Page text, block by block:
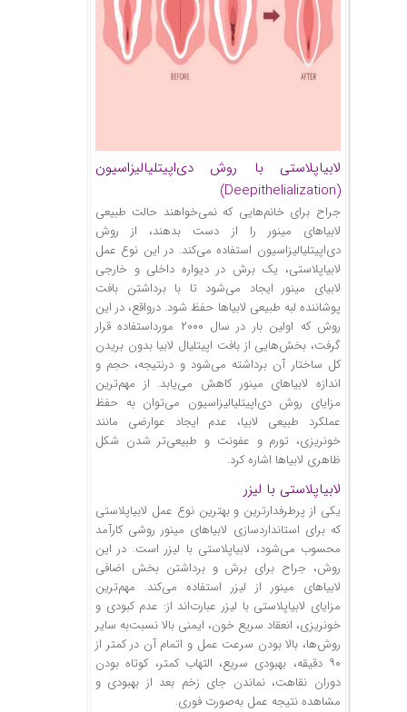
لابیاپلاستی با روش دی‌اپیتلیالیزاسیون
(Deepithelialization)
جراح برای خانم‌هایی که نمی‌خواهند حالت طبیعی
لابیاهای مینور را از دست بدهند، از روش
دی‌اپیتلیالیزاسیون استفاده می‌کند‌. در این نوع عمل
لابیاپلاستی، یک برش در دیواره داخلی و خارجی
لابیای مینور ایجاد می‌شود تا با برداشتن بافت‌
پوشاننده لبه طبیعی لابیاها حفظ شود. درواقع، در این
روش که اولین بار در سال ۲۰۰۰ مورداستفاده قرار
گرفت، بخش‌هایی از بافت اپیتلیال لابیا بدون بریدن
کل ساختار آن برداشته می‌شود و درنتیجه، حجم و
اندازه لابیاهای مینور کاهش می‌یابد. از مهم‌ترین
مزایای روش دی‌اپیتلیالیزاسیون می‌توان به حفظ
عملکرد طبیعی لابیا، عدم ایجاد عوارضی مانند
خونریزی، تورم و عفونت و طبیعی‌تر شدن شکل
ظاهری لابیاها اشاره کرد.
لابیاپلاستی با لیزر
یکی از پرطرفدارترین و بهترین نوع عمل لابیاپلاستی
که برای استانداردسازی لابیاهای مینور روشی کارآمد
محسوب می‌شود، لابیاپلاستی با لیزر است. در این
روش، جراح برای برش و برداشتن بخش اضافی
لابیاهای مینور از لیزر استفاده می‌کند. مهم‌ترین
مزایای لابیاپلاستی با لیزر عبارت‌اند از: عدم کبودی و
خونریزی، انعقاد سریع خون، ایمنی بالا نسبت‌به سایر
روش‌ها، بالا بودن سرعت عمل و اتمام آن در کمتر از
۹۰ دقیقه، بهبودی سریع، التهاب کمتر، کوتاه بودن
دوران نقاهت، نماندن جای زخم بعد از بهبودی و
مشاهده نتیجه عمل به‌صورت فوری.